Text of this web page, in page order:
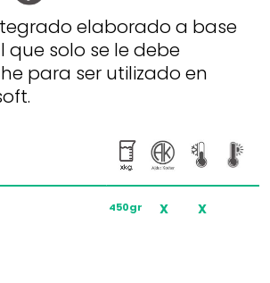
elaborado a base
que solo se le debe
para ser utilizado en
450gr X X